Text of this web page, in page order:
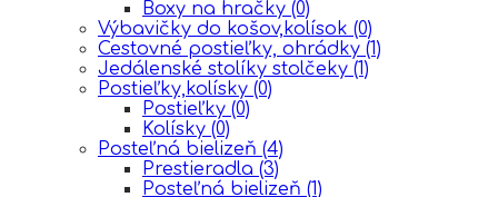
Boxy na hračky (0)
Výbavičky do košov,kolísok (0)
Cestovné postieľky, ohrádky (1)
Jedálenské stolíky stolčeky (1)
Postieľky,kolísky (0)
Postieľky (0)
Kolísky (0)
Posteľná bielizeň (4)
Prestieradla (3)
Posteľná bielizeň (1)